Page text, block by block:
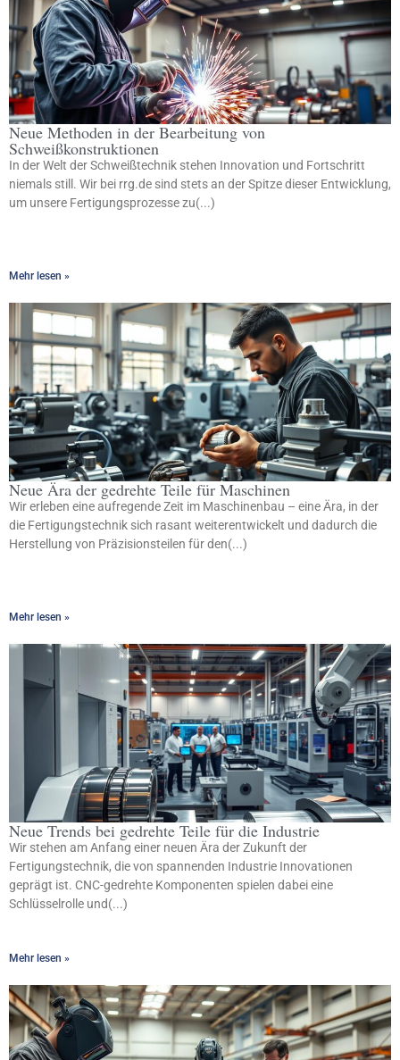
Neue Methoden in der Bearbeitung von
Schweißkonstruktionen
In der Welt der Schweißtechnik stehen Innovation und Fortschritt
niemals still. Wir bei rrg.de sind stets an der Spitze dieser Entwicklung,
um unsere Fertigungsprozesse zu(...)
Mehr lesen »
Neue Ära der gedrehte Teile für Maschinen
Wir erleben eine aufregende Zeit im Maschinenbau – eine Ära, in der
die Fertigungstechnik sich rasant weiterentwickelt und dadurch die
Herstellung von Präzisionsteilen für den(...)
Mehr lesen »
Neue Trends bei gedrehte Teile für die Industrie
Wir stehen am Anfang einer neuen Ära der Zukunft der
Fertigungstechnik, die von spannenden Industrie Innovationen
geprägt ist. CNC-gedrehte Komponenten spielen dabei eine
Schlüsselrolle und(...)
Mehr lesen »